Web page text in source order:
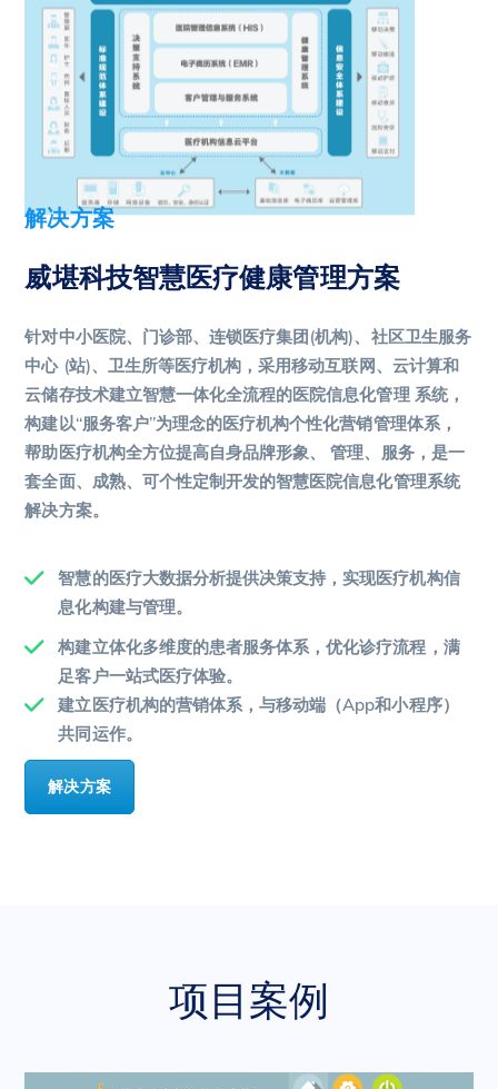
解决方案
威堪科技智慧医疗健康管理方案
针对中小医院、门诊部、连锁医疗集团(机构)、社区卫生服务
中心 (站)、卫生所等医疗机构，采用移动互联网、云计算和
云储存技术建立智慧一体化全流程的医院信息化管理 系统，
构建以“服务客户”为理念的医疗机构个性化营销管理体系，
帮助医疗机构全方位提高自身品牌形象、 管理、服务，是一
套全面、成熟、可个性定制开发的智慧医院信息化管理系统
解决方案。
智慧的医疗大数据分析提供决策支持，实现医疗机构信
息化构建与管理。
构建立体化多维度的患者服务体系，优化诊疗流程，满
足客户一站式医疗体验。
建立医疗机构的营销体系，与移动端（App和小程序）
共同运作。
解决方案
项目案例